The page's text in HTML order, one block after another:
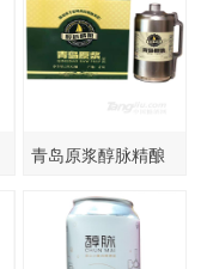
青岛原浆醇脉精酿